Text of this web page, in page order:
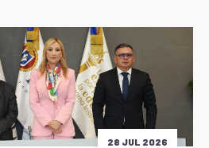
28 JUL 2026